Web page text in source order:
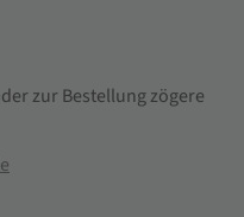
zur Bestellung zögere